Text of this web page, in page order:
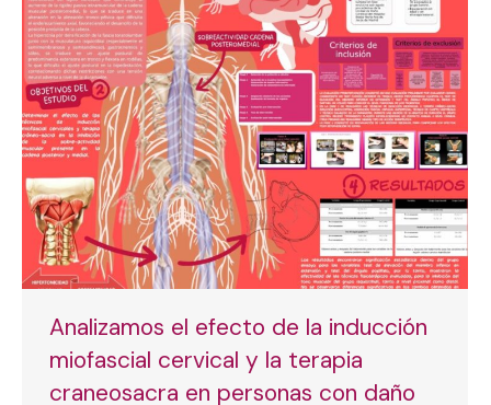
Analizamos el efecto de la inducción
miofascial cervical y la terapia
craneosacra en personas con daño